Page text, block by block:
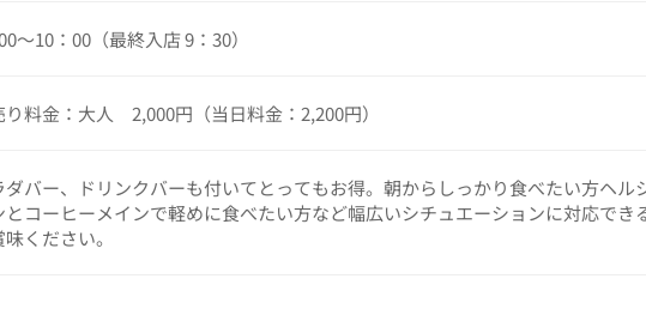
～10：00（最終入店 9：30）
り料金：大人 2,000円（当日料金：2,200円）
ダバー、ドリンクバーも付いてとってもお得。朝からしっかり食べたい方ヘル
とコーヒーメインで軽めに食べたい方など幅広いシチュエーションに対応でき
味ください。